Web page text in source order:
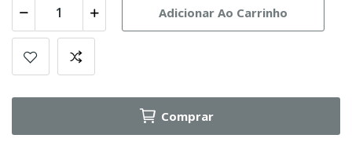
Adicionar Ao Carrinho
Comprar